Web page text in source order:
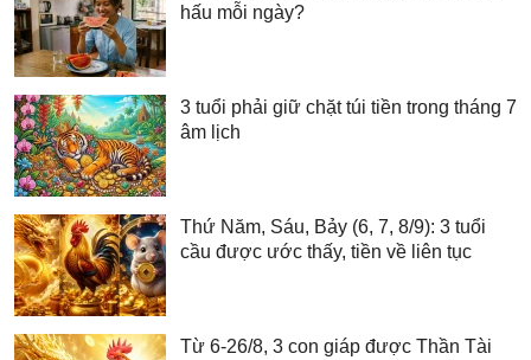
hấu mỗi ngày?
3 tuổi phải giữ chặt túi tiền trong tháng 7
âm lịch
Thứ Năm, Sáu, Bảy (6, 7, 8/9): 3 tuổi
cầu được ước thấy, tiền về liên tục
Từ 6-26/8, 3 con giáp được Thần Tài